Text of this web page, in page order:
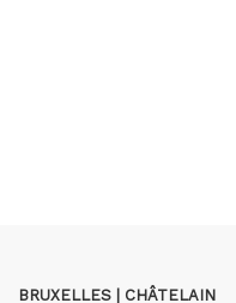
BRUXELLES | CHÂTELAIN